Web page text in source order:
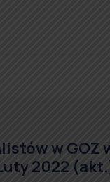
w GOZ
2022